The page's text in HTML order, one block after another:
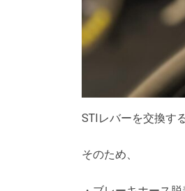
STIレバーを交換す
そのため、